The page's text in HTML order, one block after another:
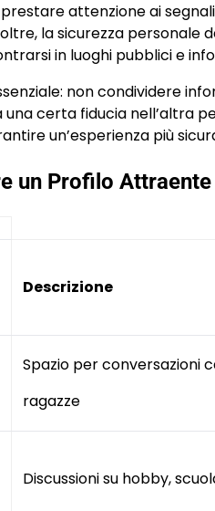
attenzione ai
la sicurezza personale
in luoghi pubblici e
non condividere
una certa fiducia nell’altra
un’esperienza più
un Profilo
Descrizione
Spazio per conversazioni
ragazze
Discussioni su hobby,